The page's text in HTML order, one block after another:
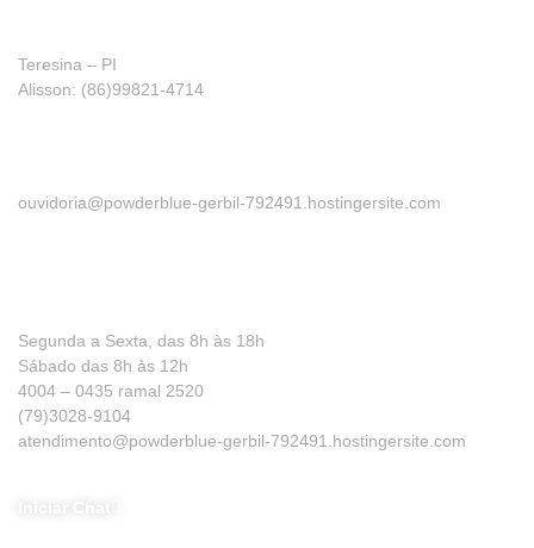
Teresina – PI
Alisson: (86)99821-4714
ouvidoria@powderblue-gerbil-792491.hostingersite.com
Segunda a Sexta, das 8h às 18h
Sábado das 8h às 12h
4004 – 0435 ramal 2520
(79)3028-9104
atendimento@powderblue-gerbil-792491.hostingersite.com